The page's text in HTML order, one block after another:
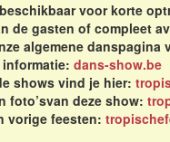
voor korte
de gasten of compleet
algemene danspagina
informatie: dans-show.be
shows vind je hier:
foto’svan deze show:
vorige feesten: